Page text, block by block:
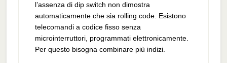
l’assenza di dip switch non dimostra
automaticamente che sia rolling code. Esistono
telecomandi a codice fisso senza
microinterruttori, programmati elettronicamente.
Per questo bisogna combinare più indizi.